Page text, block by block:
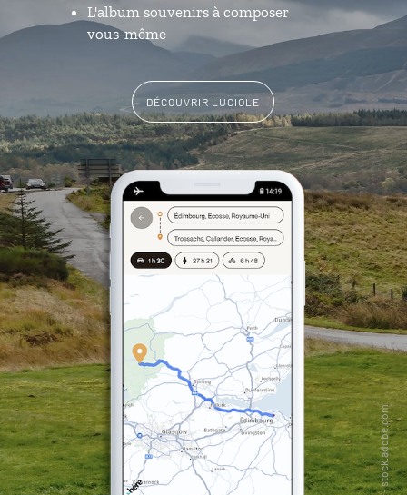
L'album souvenirs à composer
vous-même
DÉCOUVRIR LUCIOLE